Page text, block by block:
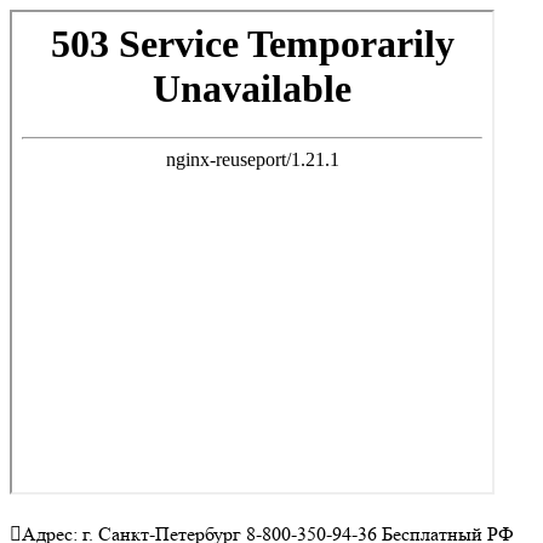
Адрес: г. Санкт-Петербург 8-800-350-94-36 Бесплатный РФ